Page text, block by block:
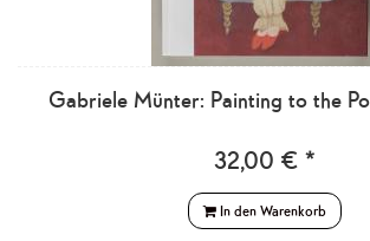
Gabriele Münter: Painting to the
32,00 € *
In den Warenkorb